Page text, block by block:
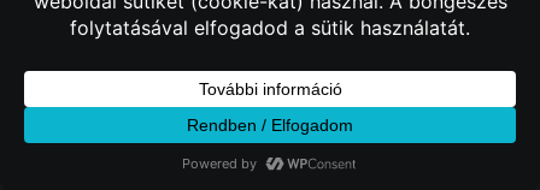
© 2026 Kincses Fotó. Minden jog fenntartva